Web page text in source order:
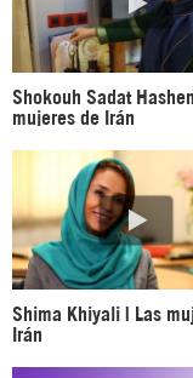
Shokouh Sadat
mujeres de Irán
Shima Khiyali | Las
Irán